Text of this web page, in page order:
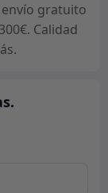
gratuito
Calidad